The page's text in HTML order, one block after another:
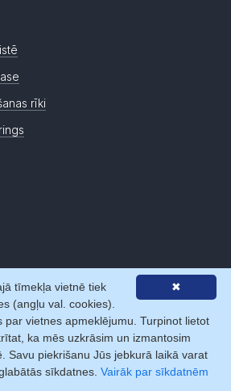
rīki
✖
tīmekļa vietnē tiek
(angļu val. cookies).
par vietnes apmeklējumu. Turpinot lietot
ka mēs uzkrāsim un izmantosim
Savu piekrišanu Jūs jebkurā laikā varat
sīkdatnes. Vairāk par sīkdatnēm